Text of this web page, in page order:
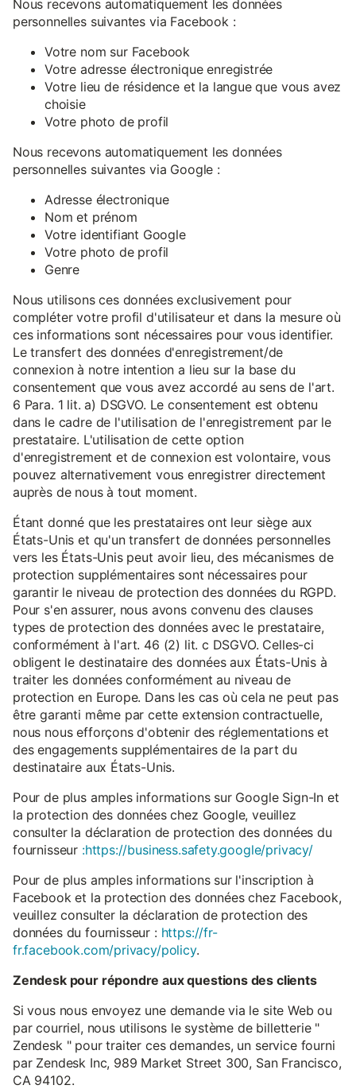
Nous recevons automatiquement les données
personnelles suivantes via Facebook :
Votre nom sur Facebook
Votre adresse électronique enregistrée
Votre lieu de résidence et la langue que vous avez
choisie
Votre photo de profil
Nous recevons automatiquement les données
personnelles suivantes via Google :
Adresse électronique
Nom et prénom
Votre identifiant Google
Votre photo de profil
Genre
Nous utilisons ces données exclusivement pour
compléter votre profil d'utilisateur et dans la mesure où
ces informations sont nécessaires pour vous identifier.
Le transfert des données d'enregistrement/de
connexion à notre intention a lieu sur la base du
consentement que vous avez accordé au sens de l'art.
6 Para. 1 lit. a) DSGVO. Le consentement est obtenu
dans le cadre de l'utilisation de l'enregistrement par le
prestataire. L'utilisation de cette option
d'enregistrement et de connexion est volontaire, vous
pouvez alternativement vous enregistrer directement
auprès de nous à tout moment.
Étant donné que les prestataires ont leur siège aux
États-Unis et qu'un transfert de données personnelles
vers les États-Unis peut avoir lieu, des mécanismes de
protection supplémentaires sont nécessaires pour
garantir le niveau de protection des données du RGPD.
Pour s'en assurer, nous avons convenu des clauses
types de protection des données avec le prestataire,
conformément à l'art. 46 (2) lit. c DSGVO. Celles-ci
obligent le destinataire des données aux États-Unis à
traiter les données conformément au niveau de
protection en Europe. Dans les cas où cela ne peut pas
être garanti même par cette extension contractuelle,
nous nous efforçons d'obtenir des réglementations et
des engagements supplémentaires de la part du
destinataire aux États-Unis.
Pour de plus amples informations sur Google Sign-In et
la protection des données chez Google, veuillez
consulter la déclaration de protection des données du
fournisseur :https://business.safety.google/privacy/
Pour de plus amples informations sur l'inscription à
Facebook et la protection des données chez Facebook,
veuillez consulter la déclaration de protection des
données du fournisseur : https://fr-
fr.facebook.com/privacy/policy.
Zendesk pour répondre aux questions des clients
Si vous nous envoyez une demande via le site Web ou
par courriel, nous utilisons le système de billetterie "
Zendesk " pour traiter ces demandes, un service fourni
par Zendesk Inc, 989 Market Street 300, San Francisco,
CA 94102.